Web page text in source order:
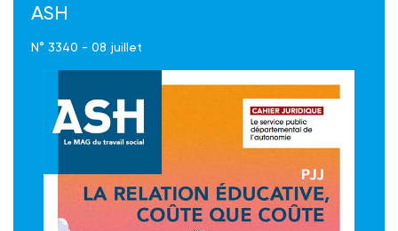
ASH
N° 3340 - 08 juillet